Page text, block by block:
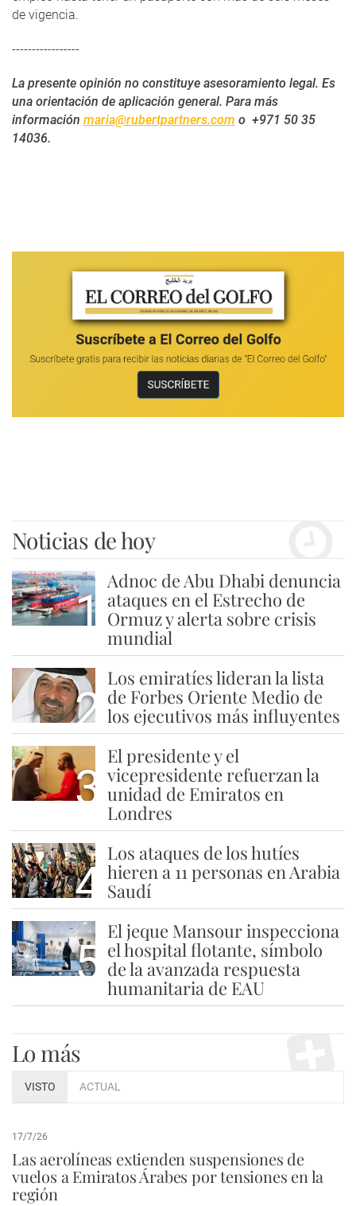
de vigencia.
-----------------
La presente opinión no constituye asesoramiento legal. Es
una orientación de aplicación general. Para más
información maria@rubertpartners.com o +971 50 35
14036.
Noticias de hoy
1
Adnoc de Abu Dhabi denuncia
ataques en el Estrecho de
Ormuz y alerta sobre crisis
mundial
2
Los emiratíes lideran la lista
de Forbes Oriente Medio de
los ejecutivos más influyentes
3
El presidente y el
vicepresidente refuerzan la
unidad de Emiratos en
Londres
4
Los ataques de los hutíes
hieren a 11 personas en Arabia
Saudí
5
El jeque Mansour inspecciona
el hospital flotante, símbolo
de la avanzada respuesta
humanitaria de EAU
Lo más
VISTO ACTUAL
17/7/26
Las aerolíneas extienden suspensiones de
vuelos a Emiratos Árabes por tensiones en la
región